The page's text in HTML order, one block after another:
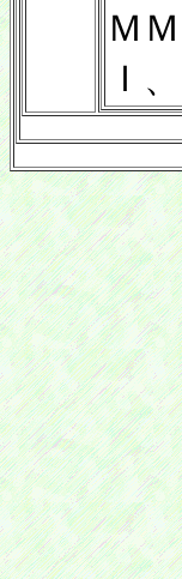
Ｍ
Ｉ、